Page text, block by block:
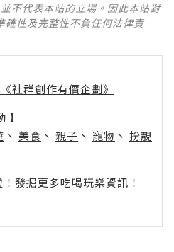
不代表本站的立場。因此本站對
確性及完整性不負任何法律責
社群創作有價企劃》
】
丶 美食 丶 親子 丶 寵物 丶 扮靚
發掘更多吃喝玩樂資訊！